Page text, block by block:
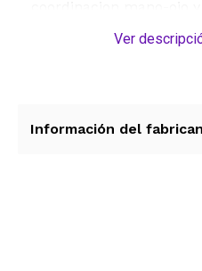
disenos realistas y
Ver
Información del